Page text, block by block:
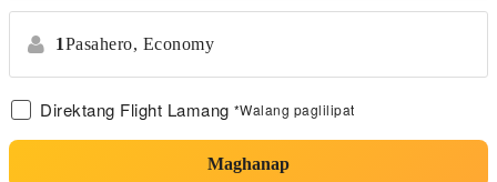
1Pasahero, Economy
Direktang Flight Lamang *Walang paglilipat
Maghanap